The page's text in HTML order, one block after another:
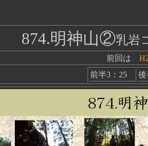
874.明神山②乳岩
前回は
前半3：25